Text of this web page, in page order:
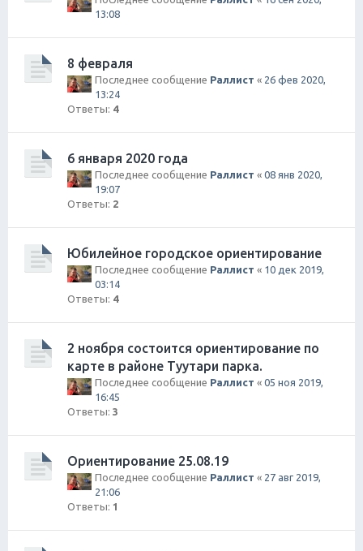
13:08
8 февраля
Последнее сообщение Раллист « 26 фев 2020,
13:24
Ответы: 4
6 января 2020 года
Последнее сообщение Раллист « 08 янв 2020,
19:07
Ответы: 2
Юбилейное городское ориентирование
Последнее сообщение Раллист « 10 дек 2019,
03:14
Ответы: 4
2 ноября состоится ориентирование по
карте в районе Туутари парка.
Последнее сообщение Раллист « 05 ноя 2019,
16:45
Ответы: 3
Ориентирование 25.08.19
Последнее сообщение Раллист « 27 авг 2019,
21:06
Ответы: 1